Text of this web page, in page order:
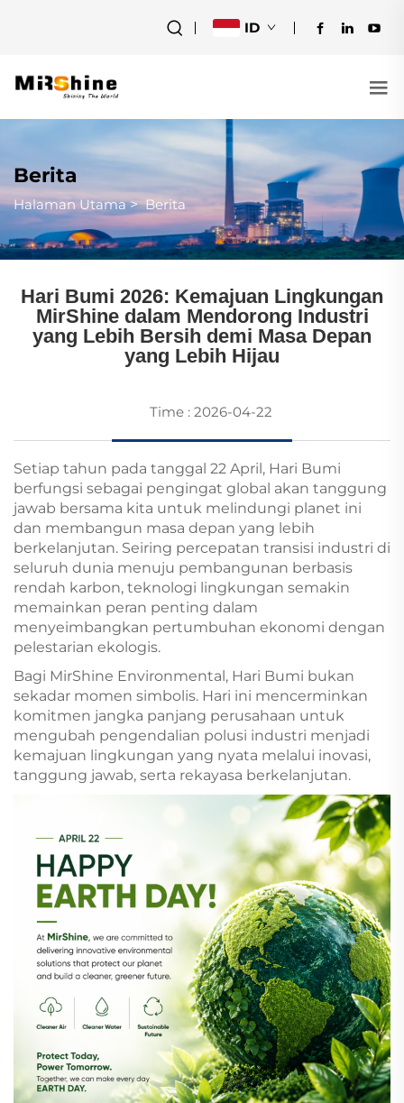
ID
Berita
Halaman Utama>Berita
Hari Bumi 2026: Kemajuan Lingkungan
MirShine dalam Mendorong Industri
yang Lebih Bersih demi Masa Depan
yang Lebih Hijau
Time : 2026-04-22
Setiap tahun pada tanggal 22 April, Hari Bumi
berfungsi sebagai pengingat global akan tanggung
jawab bersama kita untuk melindungi planet ini
dan membangun masa depan yang lebih
berkelanjutan. Seiring percepatan transisi industri di
seluruh dunia menuju pembangunan berbasis
rendah karbon, teknologi lingkungan semakin
memainkan peran penting dalam
menyeimbangkan pertumbuhan ekonomi dengan
pelestarian ekologis.
Bagi MirShine Environmental, Hari Bumi bukan
sekadar momen simbolis. Hari ini mencerminkan
komitmen jangka panjang perusahaan untuk
mengubah pengendalian polusi industri menjadi
kemajuan lingkungan yang nyata melalui inovasi,
tanggung jawab, serta rekayasa berkelanjutan.